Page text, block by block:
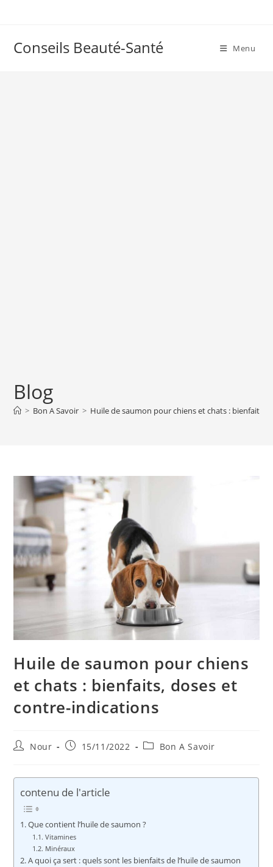
Conseils Beauté-Santé Menu
Blog
> Bon A Savoir > Huile de saumon pour chiens et chats : bienfaits,
Huile de saumon pour chiens
et chats : bienfaits, doses et
contre-indications
Auteur/autrice
publication :
Nour
Publication
15/11/2022
PostBon A Savoir
contenu de l'article
Que contient l’huile de saumon ?
Vitamines
Minéraux
A quoi ça sert : quels sont les bienfaits de l’huile de saumon